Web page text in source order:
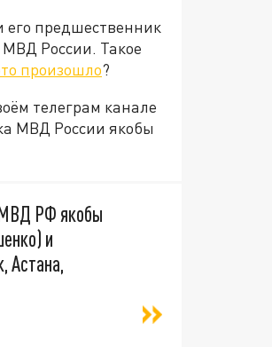
его предшественник
МВД России. Такое
произошло?
телеграм канале
МВД России якобы
МВД РФ якобы
и
Астана,